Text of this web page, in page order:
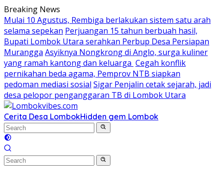
Skip
to
content
Breaking News
Mulai 10 Agustus, Rembiga berlakukan sistem satu arah
selama sepekan Perjuangan 15 tahun berbuah hasil,
Bupati Lombok Utara serahkan Perbup Desa Persiapan
Murangga Asyiknya Nongkrong di Anglo, surga kuliner
yang ramah kantong dan keluarga Cegah konflik
pernikahan beda agama, Pemprov NTB siapkan
pedoman mediasi sosial Sigar Penjalin cetak sejarah, jadi
desa pelopor penganggaran TB di Lombok Utara
Cerita Desa LombokHidden gem Lombok